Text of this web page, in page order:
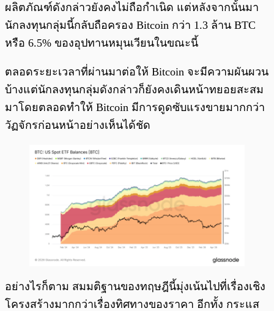
ผลิตภัณฑ์ดังกล่าวยังคงไม่ถือกำเนิด แต่หลังจากนั้นมา
นักลงทุนกลุ่มนี้กลับถือครอง Bitcoin กว่า 1.3 ล้าน BTC
หรือ 6.5% ของอุปทานหมุนเวียนในขณะนี้
ตลอดระยะเวลาที่ผ่านมาต่อให้ Bitcoin จะมีความผันผวน
บ้างแต่นักลงทุนกลุ่มดังกล่าวก็ยังคงเดินหน้าทยอยสะสม
มาโดยตลอดทำให้ Bitcoin มีการดูดซับแรงขายมากกว่า
วัฏจักรก่อนหน้าอย่างเห็นได้ชัด
อย่างไรก็ตาม สมมติฐานของทฤษฎีนี้มุ่งเน้นไปที่เรื่องเชิง
โครงสร้างมากกว่าเรื่องทิศทางของราคา อีกทั้ง กระแส